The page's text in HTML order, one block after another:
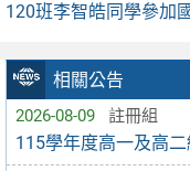
相關公告
2026-08-09 註冊組
115學年度高一及高
120班李智皓同學參加